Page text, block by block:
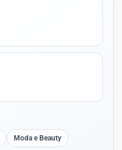
Moda e Beauty